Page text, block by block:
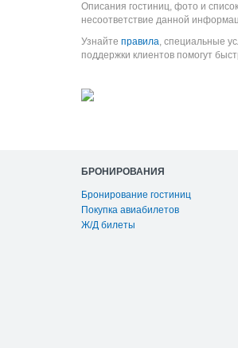
Описания гостиниц, фото и
несоответствие данной
Узнайте правила, специальные
поддержки клиентов помогут
БРОНИРОВАНИЯ
Бронирование гостиниц
Покупка авиабилетов
Ж/Д билеты